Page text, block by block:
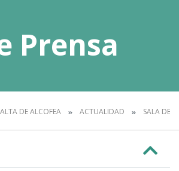
Prensa
DE ALCOFEA ACTUALIDAD SALA DE